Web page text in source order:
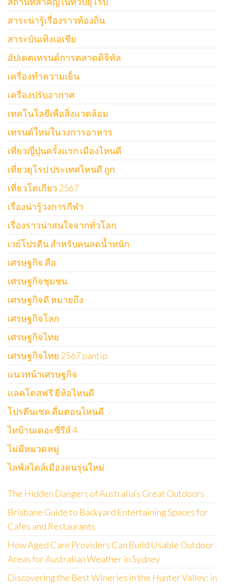
สาระน่ารู้เรื่องราวท้องถิ่น
สาระบันเทิงเอเชีย
อัปเดตเทรนด์การตลาดดิจิทัล
เครื่องทำความเย็น
เครื่องปรับอากาศ
เทคโนโลยีเพื่อสิ่งแวดล้อม
เทรนด์ใหม่ในวงการอาหาร
เที่ยวญี่ปุ่นครั้งแรก เมืองไหนดี
เที่ยวยุโรป ประเทศไหนดี ถูก
เที่ยวโตเกียว 2567
เรื่องน่ารู้วงการกีฬา
เรื่องราวน่าสนใจจากทั่วโลก
เวย์โปรตีน สำหรับคนลดน้ำหนัก
เศรษฐกิจ คือ
เศรษฐกิจชุมชน
เศรษฐกิจดี หมายถึง
เศรษฐกิจโลก
เศรษฐกิจไทย
เศรษฐกิจไทย 2567 pantip
แนวหน้าเศรษฐกิจ
แลคโตสฟรี ยี่ห้อไหนดี
โปรตีนเชค ดื่มตอนไหนดี
ไทบ้านเดอะซีรีส์ 4
ไม่มีหมวดหมู่
ไลฟ์สไตล์เมืองคนรุ่นใหม่
The Hidden Dangers of Australia’s Great Outdoors
Brisbane Guide to Backyard Entertaining Spaces for
Cafes and Restaurants
How Aged Care Providers Can Build Usable Outdoor
Areas for Australian Weather in Sydney
Discovering the Best Wineries in the Hunter Valley: in